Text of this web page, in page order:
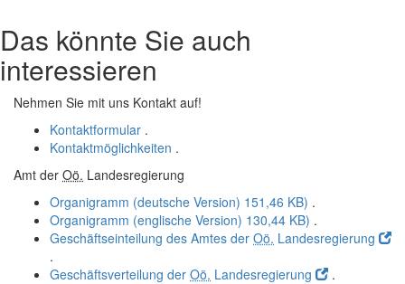
Das könnte Sie auch
interessieren
Nehmen Sie mit uns Kontakt auf!
Kontaktformular .
Kontaktmöglichkeiten .
Amt der Oö. Landesregierung
Organigramm (deutsche Version) 151,46 KB) .
Organigramm (englische Version) 130,44 KB) .
Geschäftseinteilung des Amtes der Oö. Landesregierung
.
Geschäftsverteilung der Oö. Landesregierung
.